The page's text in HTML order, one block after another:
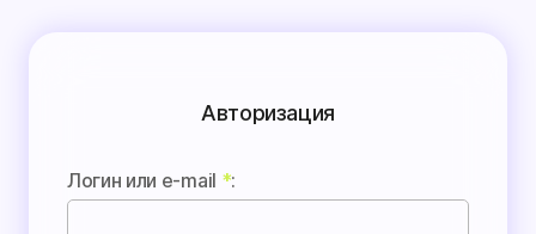
Авторизация
Логин или e-mail *: